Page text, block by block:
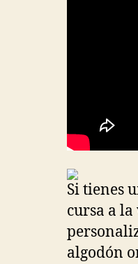
Si tienes
cursa a
algodón